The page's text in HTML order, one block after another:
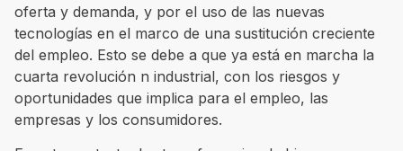
oferta y demanda, y por el uso de las nuevas
tecnologías en el marco de una sustitución creciente
del empleo. Esto se debe a que ya está en marcha la
cuarta revolución n industrial, con los riesgos y
oportunidades que implica para el empleo, las
empresas y los consumidores.